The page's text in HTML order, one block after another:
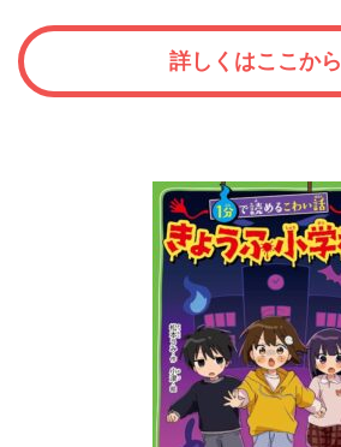
詳しくはここから